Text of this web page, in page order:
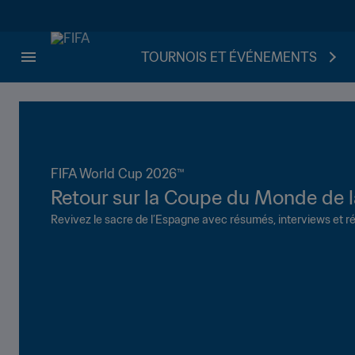
TOURNOIS ET ÉVÉNEMENTS
FIFA World Cup 2026™
Retour sur la Coupe du Monde de
Revivez le sacre de l’Espagne avec résumés, interviews et